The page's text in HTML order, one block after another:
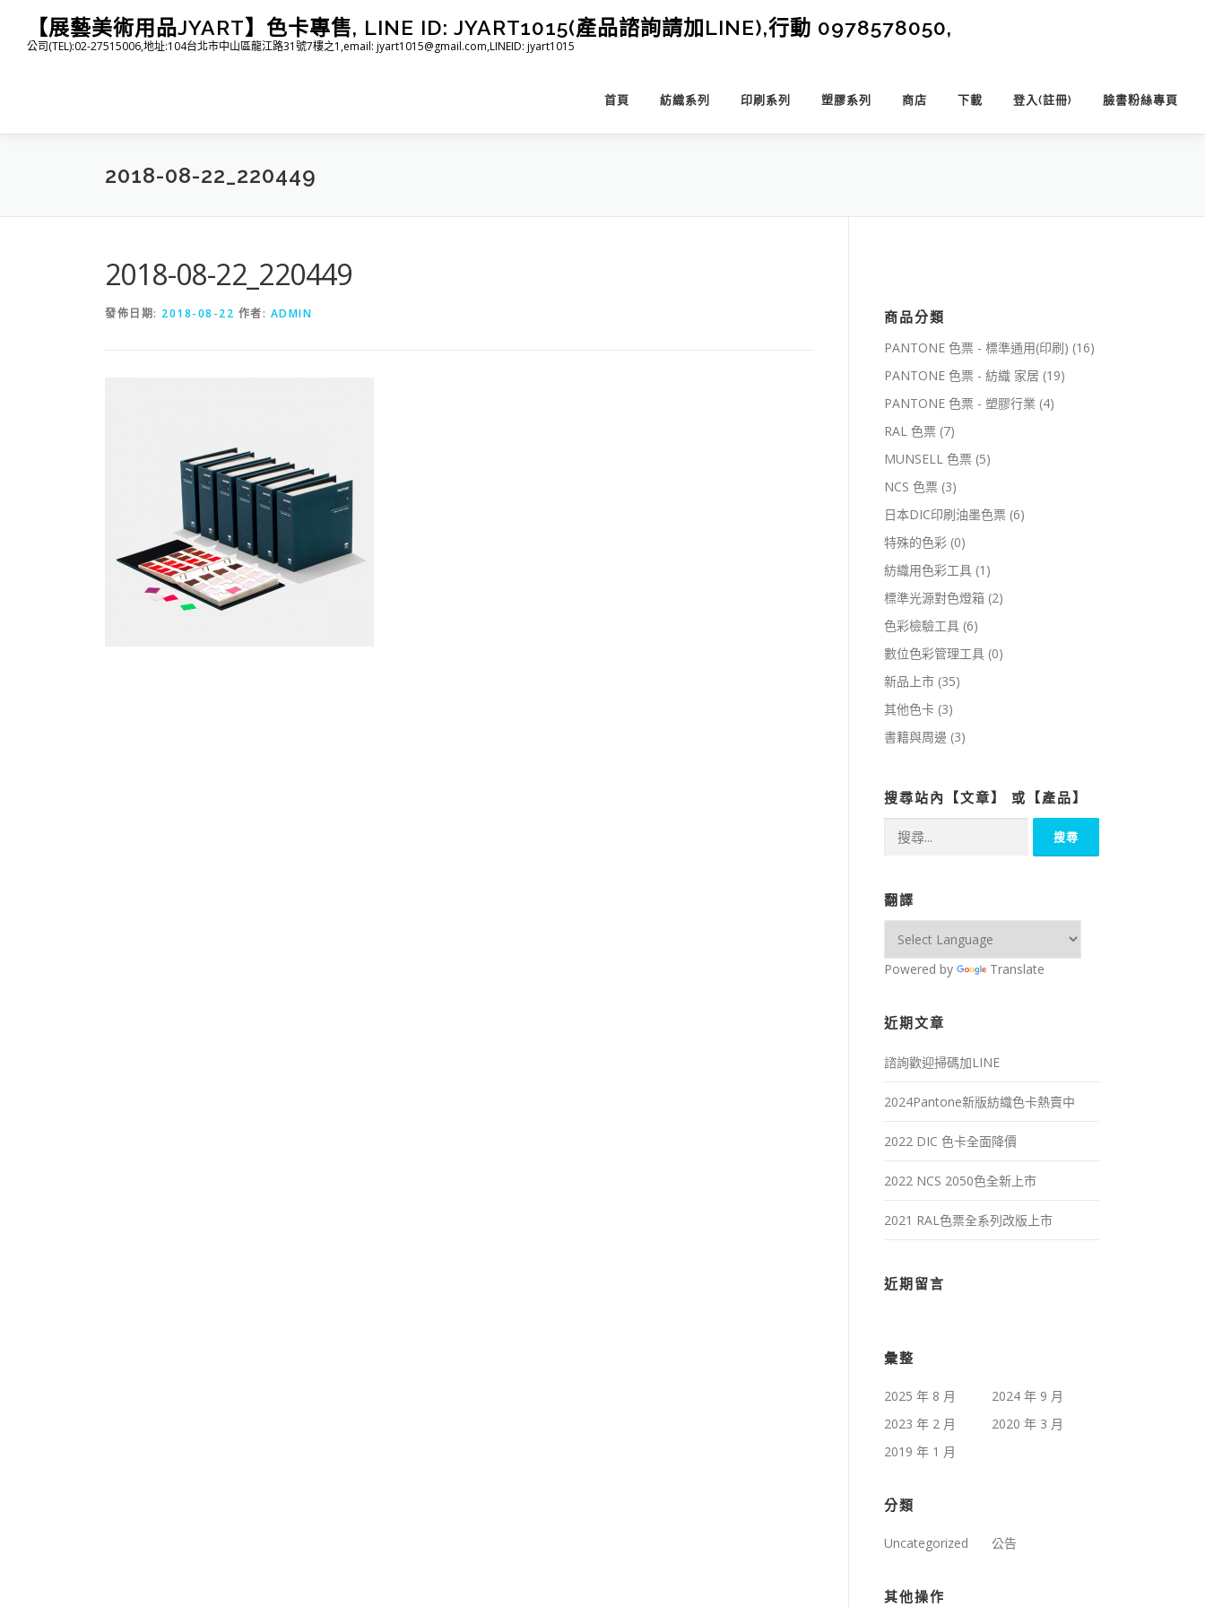
【展藝美術用品JYART】色卡專售, LINE ID: JYART1015(產品諮詢請加LINE),行動 0978578050,
公司(TEL):02-27515006,地址:104台北市中山區龍江路31號7樓之1,email: jyart1015@gmail.com,LINEID: jyart1015
首頁 紡織系列 印刷系列 塑膠系列 商店 下載 登入(註冊) 臉書粉絲專頁
2018-08-22_220449
2018-08-22_220449
發佈日期: 2018-08-22 作者: ADMIN 商品分類
PANTONE 色票 - 標準通用(印刷) (16)
PANTONE 色票 - 紡織 家居 (19)
PANTONE 色票 - 塑膠行業 (4)
RAL 色票 (7)
MUNSELL 色票 (5)
NCS 色票 (3)
日本DIC印刷油墨色票 (6)
特殊的色彩 (0)
紡織用色彩工具 (1)
標準光源對色燈箱 (2)
色彩檢驗工具 (6)
數位色彩管理工具 (0)
新品上市 (35)
其他色卡 (3)
書籍與周邊 (3)
搜尋站內【文章】 或【產品】
鍵
字:
翻譯
Powered by Translate
近期文章
諮詢歡迎掃碼加LINE
2024Pantone新版紡織色卡熱賣中
2022 DIC 色卡全面降價
2022 NCS 2050色全新上市
2021 RAL色票全系列改版上市
近期留言
彙整
2025 年 8 月
2024 年 9 月
2023 年 2 月
2020 年 3 月
2019 年 1 月
分類
Uncategorized 公告
其他操作